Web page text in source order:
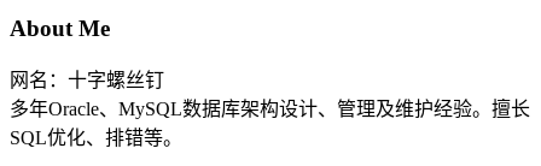
About Me
网名：十字螺丝钉
多年Oracle、MySQL数据库架构设计、管理及维护经验。擅长
SQL优化、排错等。